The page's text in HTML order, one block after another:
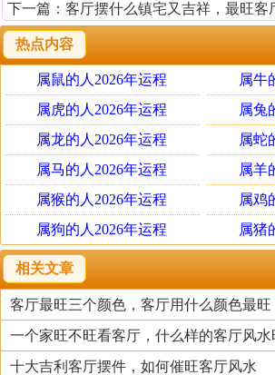
下一篇： 客厅摆什么镇宅又吉祥，最旺客
热点内容
属鼠的人2026年运程
属牛
属虎的人2026年运程
属兔
属龙的人2026年运程
属蛇
属马的人2026年运程
属羊
属猴的人2026年运程
属鸡
属狗的人2026年运程
属猪
相关文章
客厅最旺三个颜色，客厅用什么颜色最旺
一个家旺不旺看客厅，什么样的客厅风水
十大吉利客厅摆件，如何催旺客厅风水